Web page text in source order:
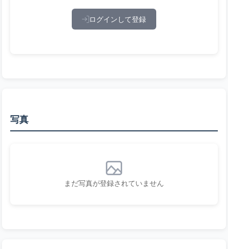
ログインして登録
写真
まだ写真が登録されていません